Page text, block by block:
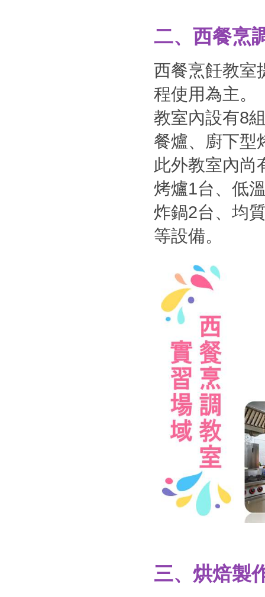
二、西餐烹
西餐烹飪教室
程使用為主。
教室內設有8
餐爐、廚下型
此外教室內尚
烤爐1台、低
炸鍋2台、均
等設備。
三、烘焙製